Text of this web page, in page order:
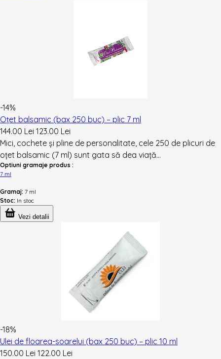
-14%
Oțet balsamic (bax 250 buc) – plic 7 ml
144.00 Lei 123.00 Lei
Mici, cochete și pline de personalitate, cele 250 de plicuri de
oțet balsamic (7 ml) sunt gata să dea viață...
Optiuni gramaje produs :
7 ml
Gramaj: 7 ml
Stoc: In stoc
Vezi detalii
-18%
Ulei de floarea-soarelui (bax 250 buc) – plic 10 ml
150.00 Lei 122.00 Lei